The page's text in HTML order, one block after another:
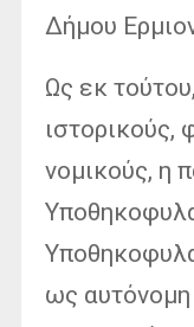
Δήμου
Ως εκ
ιστορικούς,
νομικούς, η
ως αυτόνομη